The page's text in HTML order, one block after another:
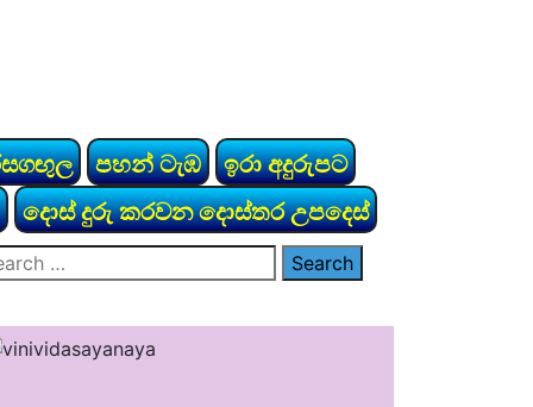
පහන් ටැඹ
ඉරා අදුරුපට
දොස් දුරු කරවන දොස්තර උපදෙස්